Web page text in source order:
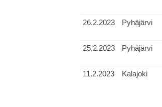
26.2.2023 Pyhäjärvi
25.2.2023
Pyhäjärvi
11.2.2023
Kalajoki